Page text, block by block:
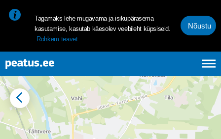
Tagamaks lehe mugavama ja isikupärasema
kasutamise, kasutab käesolev veebileht küpsiseid.
Rohkem teavet.
Nõustu